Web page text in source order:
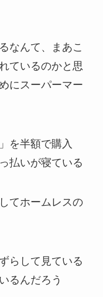
なんて、まあこ
ているのかと思
にスーパーマー
を半額で購入
払いが寝ている
てホームレスの
らして見ている
るんだろう